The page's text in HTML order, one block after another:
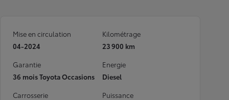
Mise en circulation
04-2024
Kilométrage
23 900 km
Garantie
36 mois Toyota Occasions
Energie
Diesel
Carrosserie
Puissance